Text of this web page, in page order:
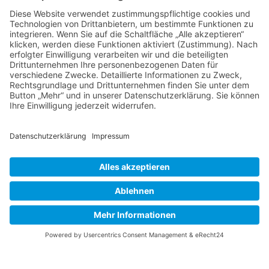
Sächsische Innnung
der Kälte- und Klimatechnik
Rathenaustr. 12
08468 Reichenbach
Tel.: 03765-521912|Mail